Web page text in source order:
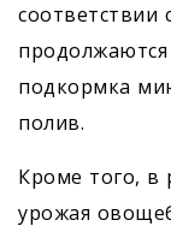
соответствии
подкормка
полив.
Кроме того, в
урожая